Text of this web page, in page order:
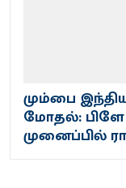
மும்பை
மோதல்: பிளே
முனைப்பில்